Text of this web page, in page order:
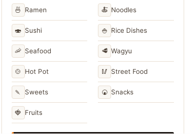
🍜 Ramen 🍝 Noodles
🍣 Sushi 🍚 Rice Dishes
🦐 Seafood 🥩 Wagyu
🍲 Hot Pot 🥢 Street Food
🍡 Sweets 🍘 Snacks
🍓 Fruits